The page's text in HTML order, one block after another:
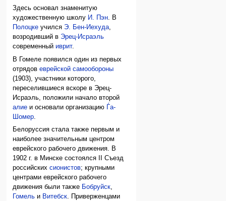
Здесь основал знаменитую
художественную школу И. Пэн. В
Полоцке учился Э. Бен-Иехуда,
возродивший в Эрец-Исраэль
современныйиврит.
В Гомеле появился один из первых
отрядовеврейской самообороны
(1903), участники которого,
переселившиеся вскоре в Эрец-
Исраэль, положили начало второй
алие и основали организацию Ѓа-
Шомер
Белоруссия стала также первым и
наиболее значительным центром
еврейского рабочего движения. В
1902 г. в Минске состоялся II Съезд
российскихсионистов; крупными
центрами еврейского рабочего
движения были также Бобруйск,
Гомель и Витебск. Приверженцами